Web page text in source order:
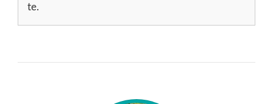
te.